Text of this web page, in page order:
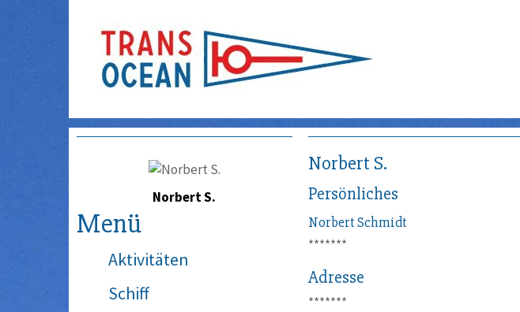
Norbert S.
Menü
Aktivitäten
Schiff
Norbert S.
Persönliches
NorbertSchmidt
*******
Adresse
*******